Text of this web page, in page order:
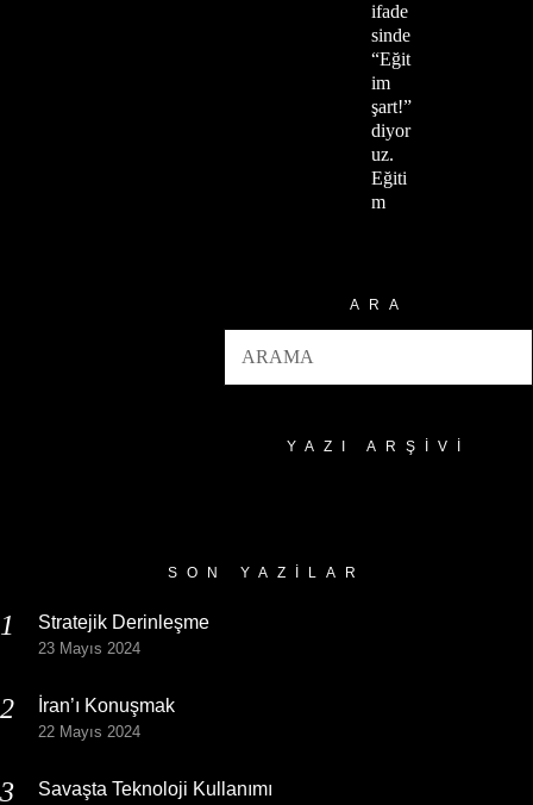
ifade
sinde
“Eğit
im
şart!”
diyor
uz.
Eğiti
m
ARA
YAZI ARŞIVI
SON YAZILAR
Stratejik Derinleşme
23 Mayıs 2024
İran’ı Konuşmak
22 Mayıs 2024
Savaşta Teknoloji Kullanımı